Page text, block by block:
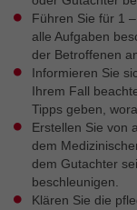
Führen Sie für 1
alle Aufgaben
der Betroffenen
Informieren Sie
Ihrem Fall
Tipps geben,
Erstellen Sie von
dem
dem Gutachter
beschleunigen.
Klären Sie die